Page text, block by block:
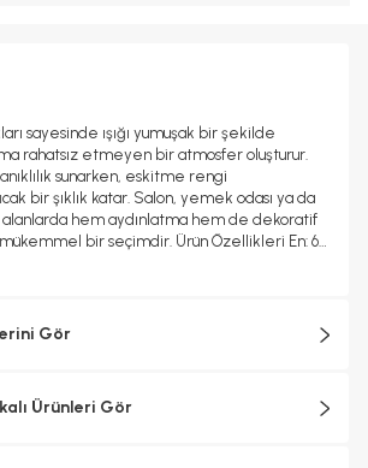
sayesinde ışığı yumuşak bir şekilde
rahatsız etmeyen bir atmosfer oluşturur.
sunarken, eskitme rengi
bir şıklık katar. Salon, yemek odası ya da
hem aydınlatma hem de dekoratif
bir seçimdir. Ürün Özellikleri En: 60
ayarlanabilir) Materyal: Metal gövde Renk:
Gör
Ürünleri Gör